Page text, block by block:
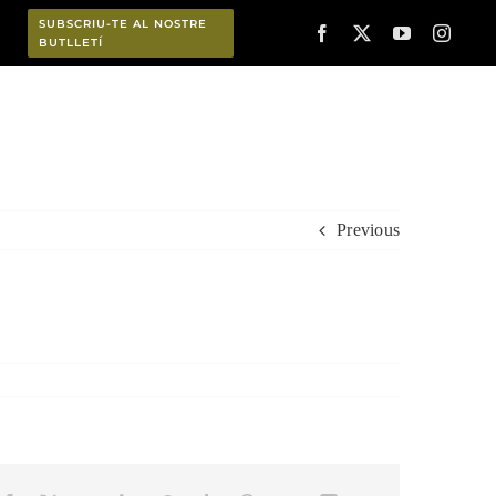
SUBSCRIU-TE AL NOSTRE
BUTLLETÍ
Previous